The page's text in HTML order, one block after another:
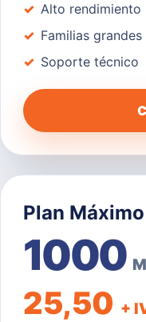
Alto rendimiento
Familias grandes
Soporte técnico
Plan Máximo
1000
25,50 +